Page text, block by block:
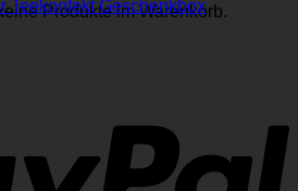
Produkte im Warenkorb.